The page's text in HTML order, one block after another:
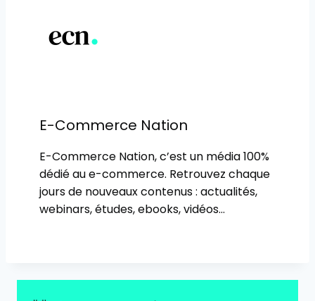
E-Commerce Nation
E-Commerce Nation, c’est un média 100%
dédié au e-commerce. Retrouvez chaque
jours de nouveaux contenus : actualités,
webinars, études, ebooks, vidéos…